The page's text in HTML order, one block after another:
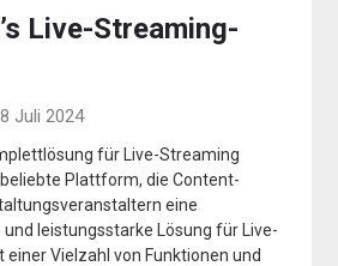
Live-Streaming-
Juli 2024
für Live-Streaming
Plattform, die Content-
eine
leistungsstarke Lösung für Live-
Vielzahl von Funktionen und